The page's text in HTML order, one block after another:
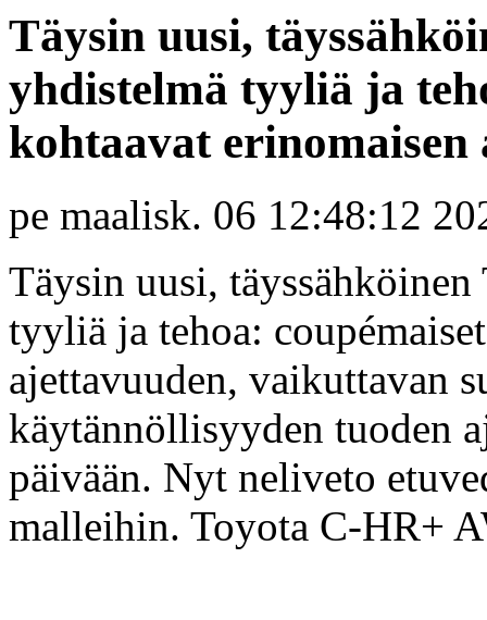
Täysin uusi,
yhdistelmä tyyliä ja
kohtaavat erinomaisen
pe maalisk. 06 12:48:12
Täysin uusi,
tyyliä ja tehoa:
ajettavuuden, vaikuttavan
käytännöllisyyden tuoden
päivään. Nyt neliveto
malleihin. Toyota C-HR+